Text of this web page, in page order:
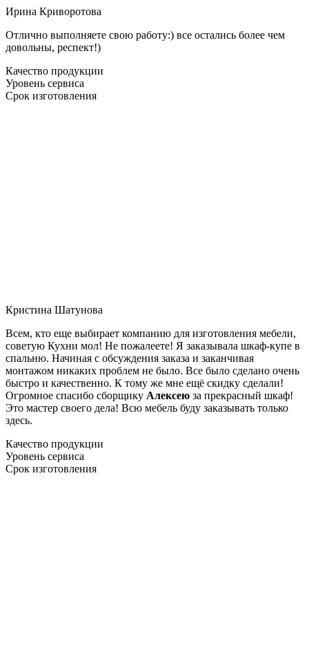
Ирина Криворотова
Отлично выполняете свою работу:) все остались более чем
довольны, респект!)
Качество продукции
Уровень сервиса
Срок изготовления
Кристина Шатунова
Всем, кто еще выбирает компанию для изготовления мебели,
советую Кухни мол! Не пожалеете! Я заказывала шкаф-купе в
спальню. Начиная с обсуждения заказа и заканчивая
монтажом никаких проблем не было. Все было сделано очень
быстро и качественно. К тому же мне ещё скидку сделали!
Огромное спасибо сборщику Алексею за прекрасный шкаф!
Это мастер своего дела! Всю мебель буду заказывать только
здесь.
Качество продукции
Уровень сервиса
Срок изготовления